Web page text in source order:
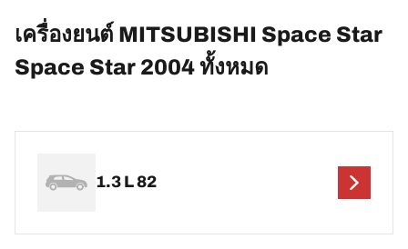
เครื่องยนต์ MITSUBISHI Space Star
Space Star 2004 ทั้งหมด
1.3 L 82